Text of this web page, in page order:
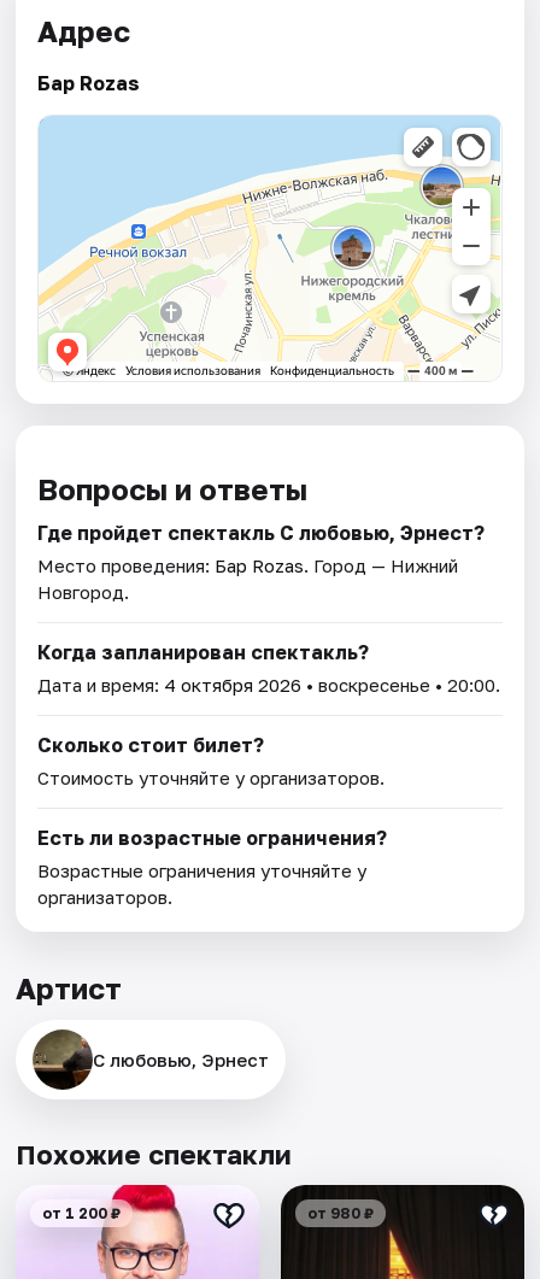
Адрес
Бар Rozas
Вопросы и ответы
Где пройдет спектакль С любовью, Эрнест?
Место проведения: Бар Rozas. Город — Нижний
Новгород.
Когда запланирован спектакль?
Дата и время: 4 октября 2026 • воскресенье • 20:00.
Сколько стоит билет?
Стоимость уточняйте у организаторов.
Есть ли возрастные ограничения?
Возрастные ограничения уточняйте у
организаторов.
Артист
С любовью, Эрнест
Похожие спектакли
от 1 200 ₽ от 980 ₽